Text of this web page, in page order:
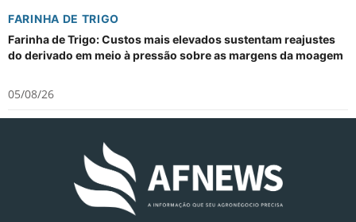
FARINHA DE TRIGO
Farinha de Trigo: Custos mais elevados sustentam reajustes
do derivado em meio à pressão sobre as margens da moagem
05/08/26